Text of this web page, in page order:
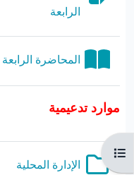
فتح فهرس المقرر
الرابعة
المحاضرة الرابعة
موارد تدعيمية
الإدارة المحلية